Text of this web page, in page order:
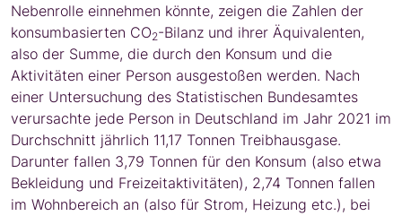
Nebenrolle einnehmen könnte, zeigen die Zahlen der
konsumbasierten CO2-Bilanz und ihrer Äquivalenten,
also der Summe, die durch den Konsum und die
Aktivitäten einer Person ausgestoßen werden. Nach
einer Untersuchung des Statistischen Bundesamtes
verursachte jede Person in Deutschland im Jahr 2021 im
Durchschnitt jährlich 11,17 Tonnen Treibhausgase.
Darunter fallen 3,79 Tonnen für den Konsum (also etwa
Bekleidung und Freizeitaktivitäten), 2,74 Tonnen fallen
im Wohnbereich an (also für Strom, Heizung etc.), bei